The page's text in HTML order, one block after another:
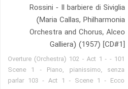
Rossini - Il barbiere di Siviglia
(Maria Callas, Philharmonia
Orchestra and Chorus, Alceo
Galliera) (1957) [CD#1]
101 - Overture (Orchestra) 102 - Act 1 -
Scene 1 - Piano, pianissimo, senza
parlar 103 - Act 1 - Scene 1 - Ecco